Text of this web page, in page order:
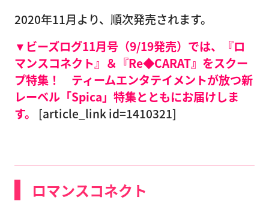
2020年11月より、順次発売されます。
▼ビーズログ11月号（9/19発売）では、『ロ
マンスコネクト』＆『Re◆CARAT』をスクー
プ特集！ ティームエンタテイメントが放つ新
レーベル「Spica」特集とともにお届けしま
す。
[article_link id=1410321]
ロマンスコネクト